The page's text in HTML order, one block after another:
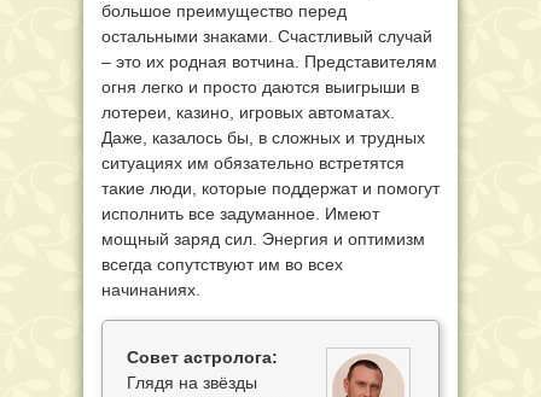
большое преимущество перед
остальными знаками. Счастливый случай
– это их родная вотчина. Представителям
огня легко и просто даются выигрыши в
лотереи, казино, игровых автоматах.
Даже, казалось бы, в сложных и трудных
ситуациях им обязательно встретятся
такие люди, которые поддержат и помогут
исполнить все задуманное. Имеют
мощный заряд сил. Энергия и оптимизм
всегда сопутствуют им во всех
начинаниях.
Совет астролога:
Глядя на звёзды